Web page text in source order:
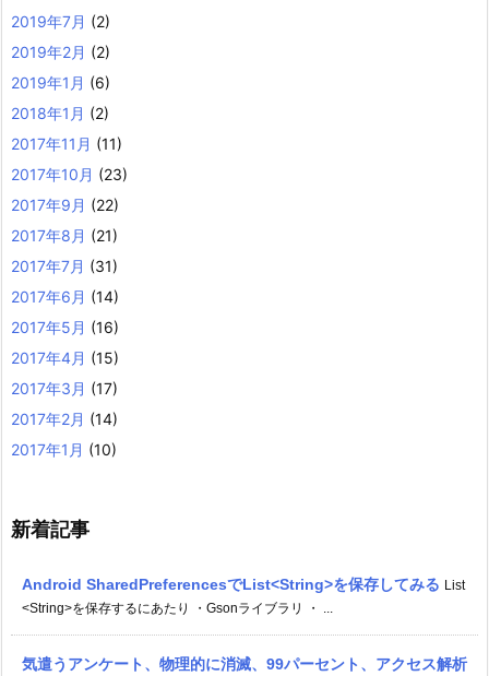
2019年7月 (2)
2019年2月 (2)
2019年1月 (6)
2018年1月 (2)
2017年11月 (11)
2017年10月 (23)
2017年9月 (22)
2017年8月 (21)
2017年7月 (31)
2017年6月 (14)
2017年5月 (16)
2017年4月 (15)
2017年3月 (17)
2017年2月 (14)
2017年1月 (10)
新着記事
Android SharedPreferencesでList<String>を保存してみる List
<String>を保存するにあたり ・Gsonライブラリ ・ ...
気遣うアンケート、物理的に消滅、99パーセント、アクセス解析